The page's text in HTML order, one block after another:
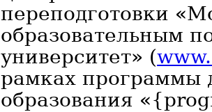
переподготовки
образовательным
университет» (
рамках программы
образования